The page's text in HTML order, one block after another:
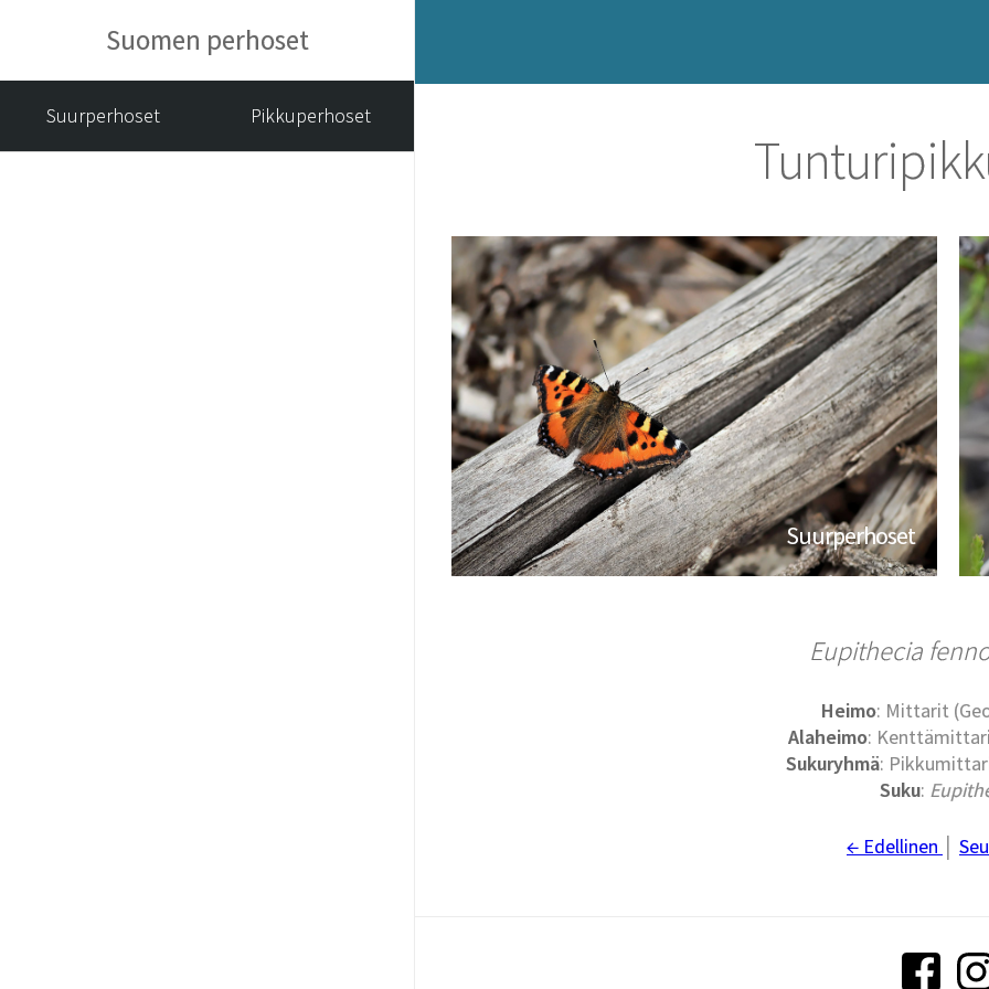
Suomen perhoset
Suurperhoset Pikkuperhoset
Suurperhoset
Eupithecia
Heimo: Mittarit
Alaheimo:
Sukuryhmä:
Suku:
← Edellinen